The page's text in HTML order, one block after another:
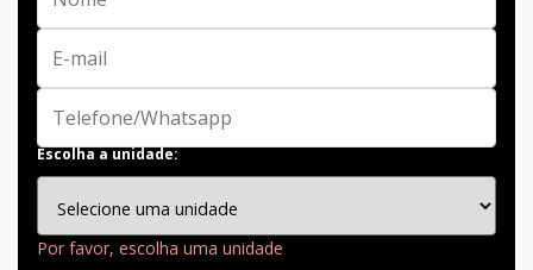
Escolha a unidade:
Por favor, escolha uma unidade